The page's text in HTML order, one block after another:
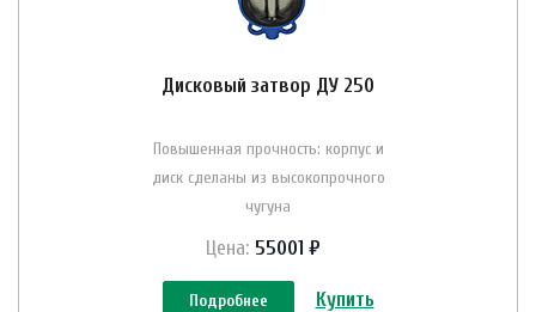
Дисковый затвор ДУ 250
Повышенная прочность: корпус и
диск сделаны из высокопрочного
чугуна
Цена: 55001 ₽
Подробнее Купить